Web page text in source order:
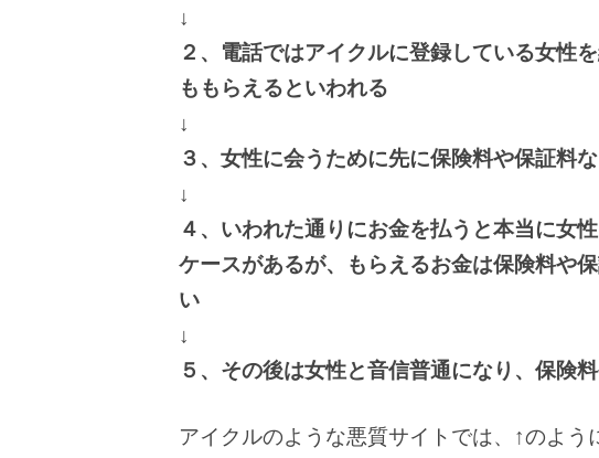
↓
２、電話ではアイクルに登録している女性
ももらえるといわれる
↓
３、女性に会うために先に保険料や保証料
↓
４、いわれた通りにお金を払うと本当に女
ケースがあるが、もらえるお金は保険料や
い
↓
５、その後は女性と音信普通になり、保険
アイクルのような悪質サイトでは、↑のよ